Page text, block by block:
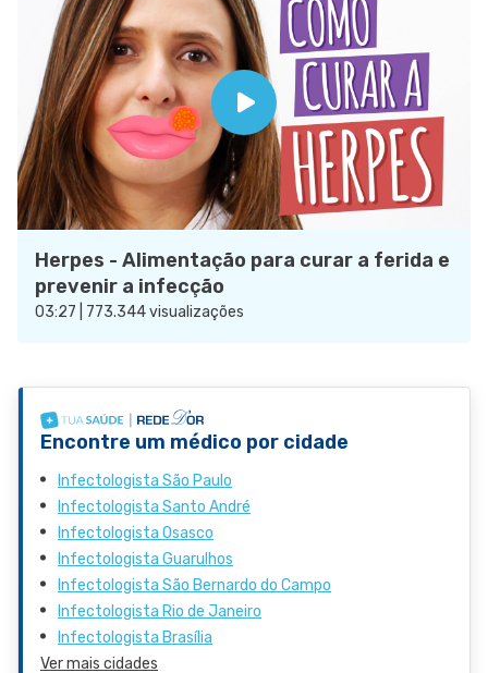
Herpes - Alimentação para curar a ferida e
prevenir a infecção
03:27 | 773.344 visualizações
Encontre um médico por cidade
Infectologista São Paulo
Infectologista Santo André
Infectologista Osasco
Infectologista Guarulhos
Infectologista São Bernardo do Campo
Infectologista Rio de Janeiro
Infectologista Brasília
Ver mais cidades